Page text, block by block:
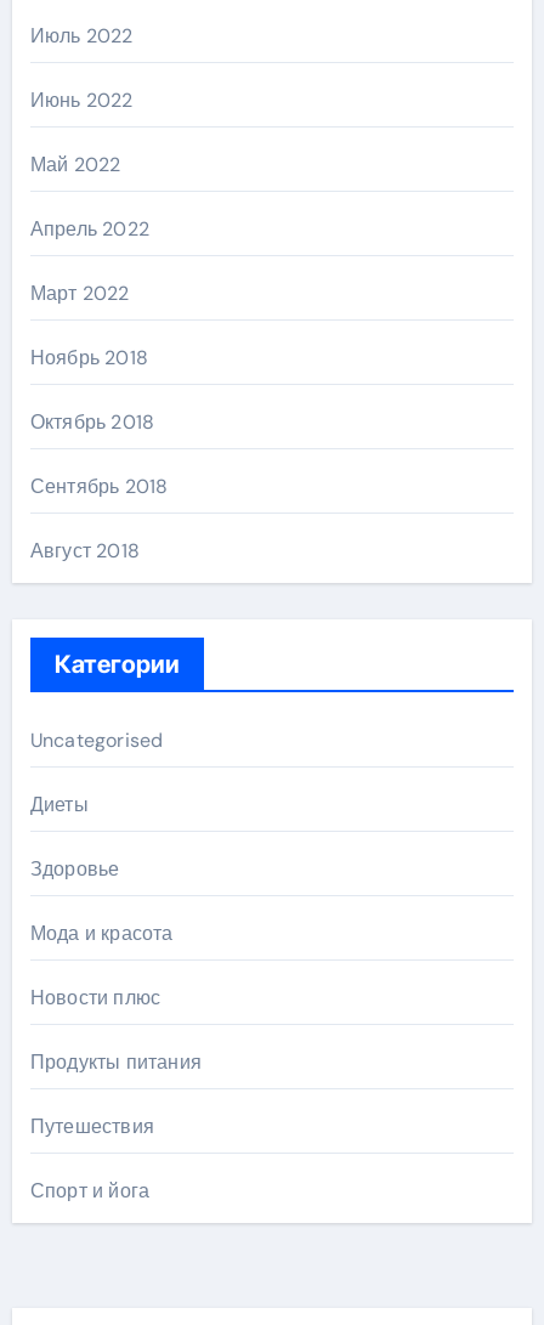
Июль 2022
Июнь 2022
Май 2022
Апрель 2022
Март 2022
Ноябрь 2018
Октябрь 2018
Сентябрь 2018
Август 2018
Категории
Uncategorised
Диеты
Здоровье
Мода и красота
Новости плюс
Продукты питания
Путешествия
Спорт и йога